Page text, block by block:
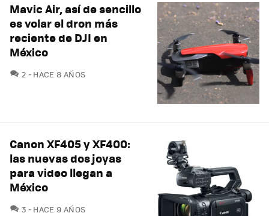
Mavic Air, así de sencillo
es volar el dron más
reciente de DJI en
México
2 COMENTARIOS
HACE 8 AÑOS
Canon XF405 y XF400:
las nuevas dos joyas
para video llegan a
México
3 COMENTARIOS
HACE 9 AÑOS